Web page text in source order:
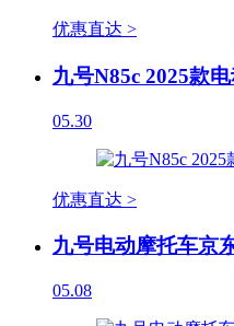
优惠直达 >
九号N85c 2025款
05.30
优惠直达 >
九号电动摩托车京
05.08